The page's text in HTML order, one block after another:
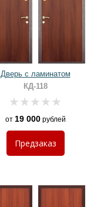
Дверь с ламинатом
КД-118
от 19 000рублей
Предзаказ